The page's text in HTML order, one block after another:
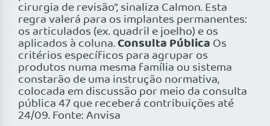
cirurgia de revisão”, sinaliza Calmon. Esta
regra valerá para os implantes permanentes:
os articulados (ex. quadril e joelho) e os
aplicados à coluna.Consulta Pública Os
critérios específicos para agrupar os
produtos numa mesma família ou sistema
constarão de uma instrução normativa,
colocada em discussão por meio da consulta
pública 47 que receberá contribuições até
24/09. Fonte: Anvisa